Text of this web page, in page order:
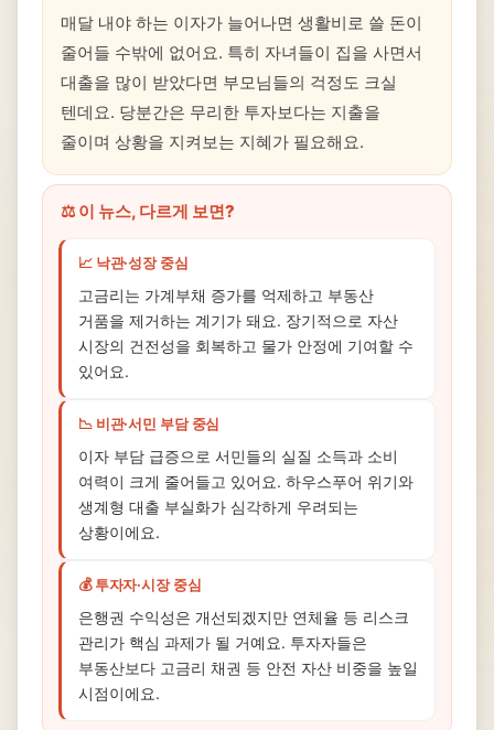
매달 내야 하는 이자가 늘어나면 생활비로 쓸 돈이
줄어들 수밖에 없어요. 특히 자녀들이 집을 사면서
대출을 많이 받았다면 부모님들의 걱정도 크실
텐데요. 당분간은 무리한 투자보다는 지출을
줄이며 상황을 지켜보는 지혜가 필요해요.
⚖️ 이 뉴스, 다르게 보면?
📈 낙관·성장 중심
고금리는 가계부채 증가를 억제하고 부동산
거품을 제거하는 계기가 돼요. 장기적으로 자산
시장의 건전성을 회복하고 물가 안정에 기여할 수
있어요.
📉 비관·서민 부담 중심
이자 부담 급증으로 서민들의 실질 소득과 소비
여력이 크게 줄어들고 있어요. 하우스푸어 위기와
생계형 대출 부실화가 심각하게 우려되는
상황이에요.
💰 투자자·시장 중심
은행권 수익성은 개선되겠지만 연체율 등 리스크
관리가 핵심 과제가 될 거예요. 투자자들은
부동산보다 고금리 채권 등 안전 자산 비중을 높일
시점이에요.